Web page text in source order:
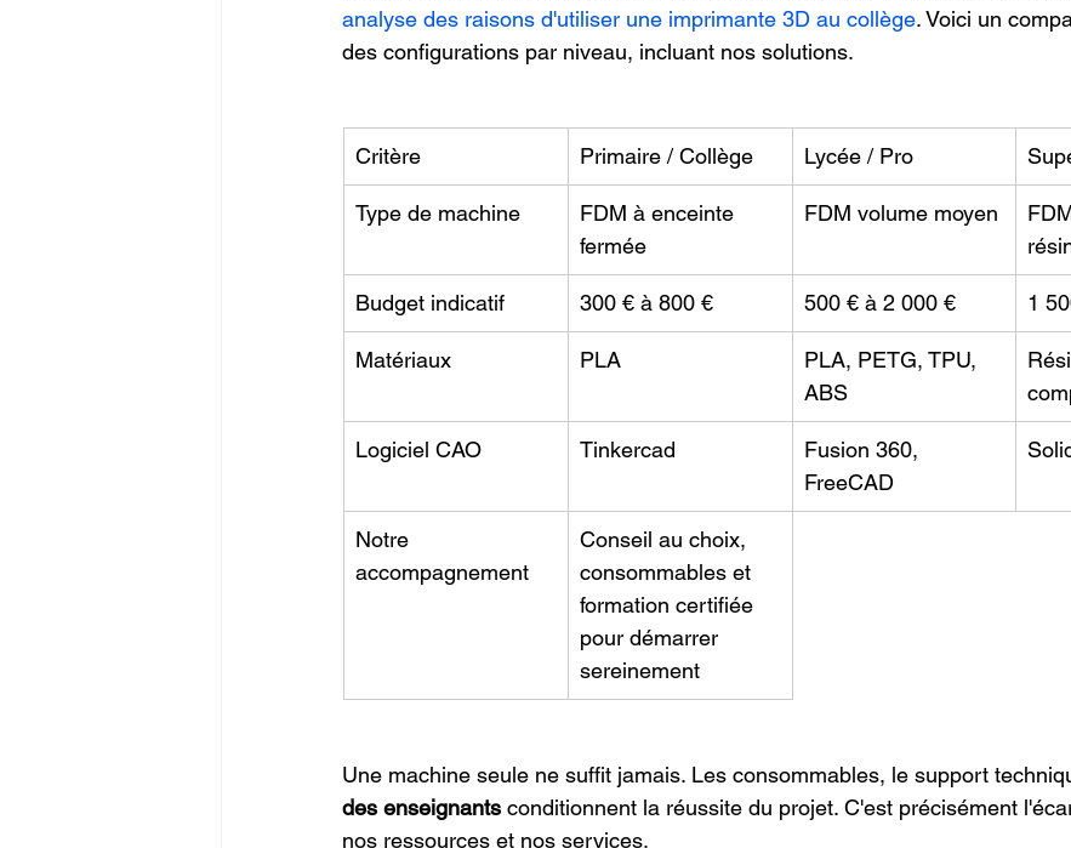
analyse des raisons d'utiliser une imprimante 3D au collège. Voici un
des configurations par niveau, incluant nos solutions.
Critère Primaire / Collège Lycée / Pro
Type de machine
FDM à enceinte
fermée
FDM volume moyen
Budget indicatif 300 € à 800 € 500 € à 2 000 € 1
Matériaux PLA
PLA, PETG, TPU,
ABS
Logiciel CAO Tinkercad
Fusion 360,
FreeCAD
Notre
accompagnement
Conseil au choix,
consommables et
formation certifiée
pour démarrer
sereinement
Une machine seule ne suffit jamais. Les consommables, le support
des enseignants conditionnent la réussite du projet. C'est précisément
nos ressources et nos services.